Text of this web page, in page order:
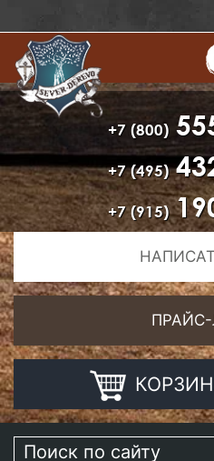
+7 (800)
+7 (495)
+7 (915)